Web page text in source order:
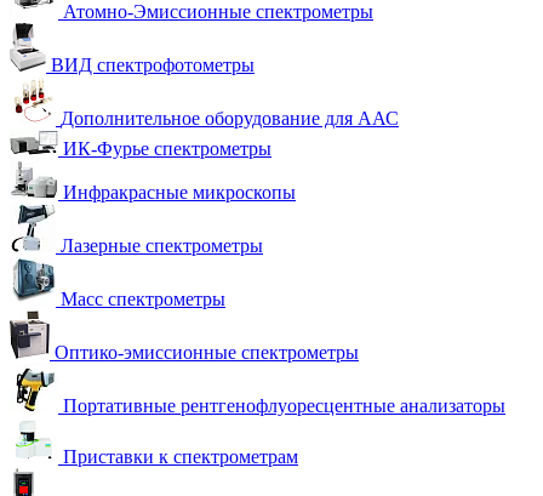
Атомно-Эмиссионные спектрометры
ВИД спектрофотометры
Дополнительное оборудование для ААС
ИК-Фурье спектрометры
Инфракрасные микроскопы
Лазерные спектрометры
Масс спектрометры
Оптико-эмиссионные спектрометры
Портативные рентгенофлуоресцентные анализаторы
Приставки к спектрометрам